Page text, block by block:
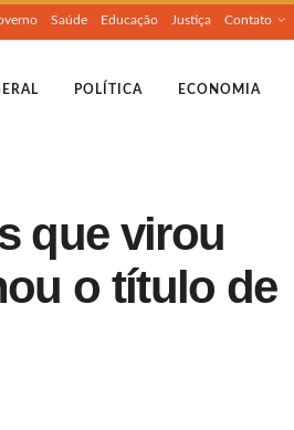
Saúde Educação Justiça Contato
POLÍTICA ECONOMIA
que virou
o título de